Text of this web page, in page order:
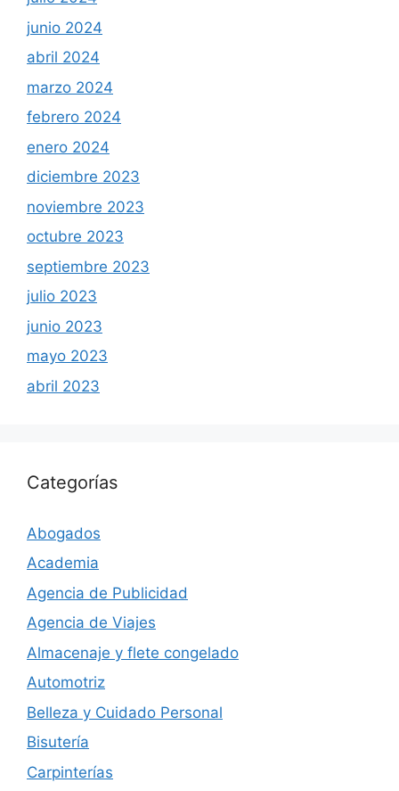
junio 2024
abril 2024
marzo 2024
febrero 2024
enero 2024
diciembre 2023
noviembre 2023
octubre 2023
septiembre 2023
julio 2023
junio 2023
mayo 2023
abril 2023
Categorías
Abogados
Academia
Agencia de Publicidad
Agencia de Viajes
Almacenaje y flete congelado
Automotriz
Belleza y Cuidado Personal
Bisutería
Carpinterías